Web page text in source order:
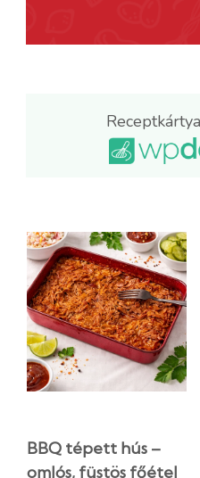
BBQ tépett hús –
omlós, füstös főétel